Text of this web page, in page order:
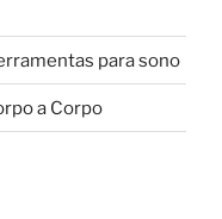
para sono
a Corpo